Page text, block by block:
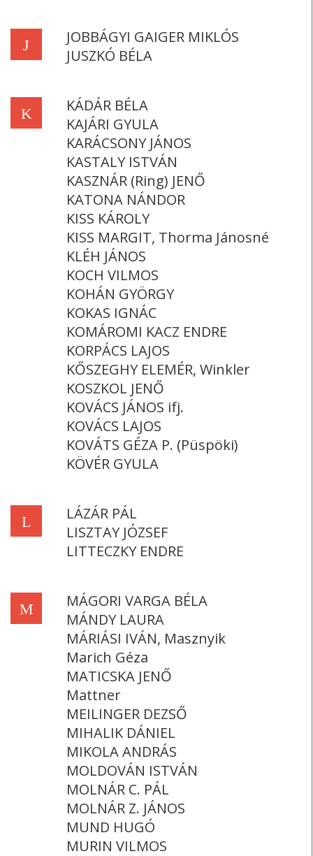
J
JOBBÁGYI GAIGER MIKLÓS
JUSZKÓ BÉLA
K
KÁDÁR BÉLA
KAJÁRI GYULA
KARÁCSONY JÁNOS
KASTALY ISTVÁN
KASZNÁR (Ring) JENŐ
KATONA NÁNDOR
KISS KÁROLY
KISS MARGIT, Thorma Jánosné
KLÉH JÁNOS
KOCH VILMOS
KOHÁN GYÖRGY
KOKAS IGNÁC
KOMÁROMI KACZ ENDRE
KORPÁCS LAJOS
KŐSZEGHY ELEMÉR, Winkler
KOSZKOL JENŐ
KOVÁCS JÁNOS ifj.
KOVÁCS LAJOS
KOVÁTS GÉZA P. (Püspöki)
KÖVÉR GYULA
L
LÁZÁR PÁL
LISZTAY JÓZSEF
LITTECZKY ENDRE
M
MÁGORI VARGA BÉLA
MÁNDY LAURA
MÁRIÁSI IVÁN, Masznyik
Marich Géza
MATICSKA JENŐ
Mattner
MEILINGER DEZSŐ
MIHALIK DÁNIEL
MIKOLA ANDRÁS
MOLDOVÁN ISTVÁN
MOLNÁR C. PÁL
MOLNÁR Z. JÁNOS
MUND HUGÓ
MURIN VILMOS